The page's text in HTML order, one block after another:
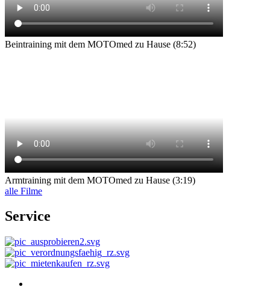
Beintraining mit dem MOTOmed zu Hause (8:52)
Armtraining mit dem MOTOmed zu Hause (3:19)
alle Filme
Service